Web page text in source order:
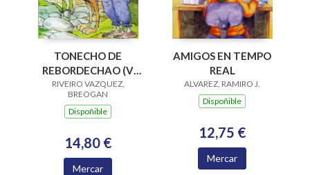
TONECHO DE
REBORDECHAO (V
PREMIO RAIÑA LUPA
2004)
RIVEIRO VAZQUEZ,
BREOGAN
Dispoñible
14,80 €
Mercar
AMIGOS EN TEMPO
REAL
ALVAREZ, RAMIRO J.
Dispoñible
12,75 €
Mercar